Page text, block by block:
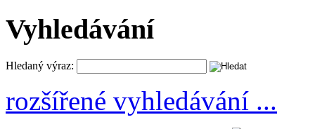
Vyhledávání
Hledaný výraz:
rozšířené vyhledávání ...